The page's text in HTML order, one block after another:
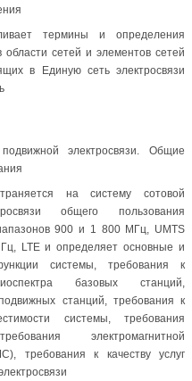
термины и определения
сетей и элементов сетей
в Единую сеть электросвязи
электросвязи. Общие
на систему сотовой
общего пользования
900 и 1 800 МГц, UMTS
LTE и определяет основные и
системы, требования к
базовых станций,
станций, требования к
системы, требования
электромагнитной
требования к качеству услуг